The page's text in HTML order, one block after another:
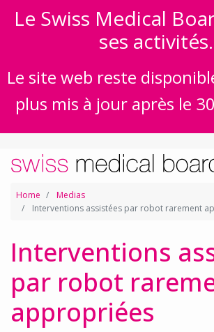
Le Swiss Medical
ses activités.
Le site web reste
plus mis à jour après le
Home
Medias
Interventions assistées par robot rarement
Interventions
par robot
appropriées